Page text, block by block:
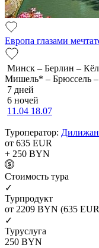
Европа глазами
Минск – Берлин –
Мишель* – Брюссель
7 дней
6 ночей
11.04 18.07
Туроператор:
от 635 EUR
+ 250 BYN
Cтоимость тура
✓
Турпродукт
от 2209 BYN (635
✓
Туруслуга
250 BYN